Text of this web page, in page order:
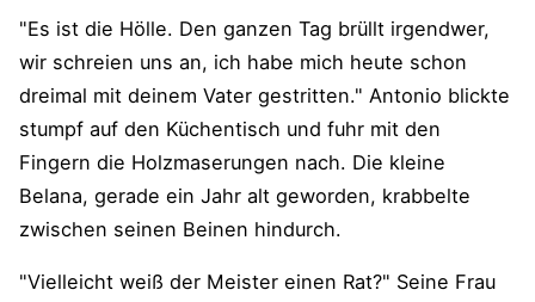
"Es ist die Hölle. Den ganzen Tag brüllt irgendwer,
wir schreien uns an, ich habe mich heute schon
dreimal mit deinem Vater gestritten." Antonio blickte
stumpf auf den Küchentisch und fuhr mit den
Fingern die Holzmaserungen nach. Die kleine
Belana, gerade ein Jahr alt geworden, krabbelte
zwischen seinen Beinen hindurch.
"Vielleicht weiß der Meister einen Rat?" Seine Frau